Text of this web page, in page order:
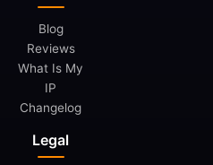
Blog
Reviews
What Is My
IP
Changelog
Legal